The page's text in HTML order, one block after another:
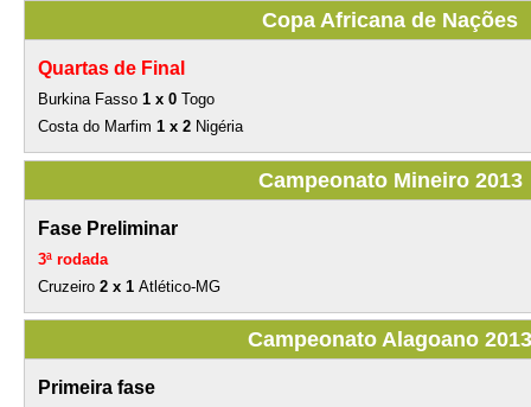
Copa Africana de Nações
Quartas de Final
Burkina Fasso 1 x 0Togo
Costa do Marfim 1 x 2Nigéria
Campeonato Mineiro 2013
Fase Preliminar
3ª rodada
Cruzeiro 2 x 1 Atlético-MG
Campeonato Alagoano
Primeira fase